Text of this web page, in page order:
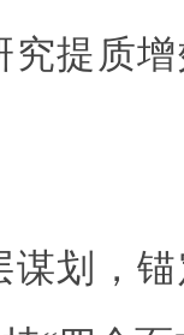
究提质
划，锚